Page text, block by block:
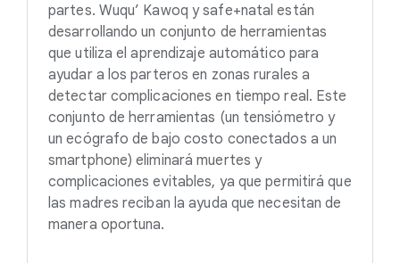
partes. Wuqu’ Kawoq y safe+natal están
desarrollando un conjunto de herramientas
que utiliza el aprendizaje automático para
ayudar a los parteros en zonas rurales a
detectar complicaciones en tiempo real. Este
conjunto de herramientas (un tensiómetro y
un ecógrafo de bajo costo conectados a un
smartphone) eliminará muertes y
complicaciones evitables, ya que permitirá que
las madres reciban la ayuda que necesitan de
manera oportuna.